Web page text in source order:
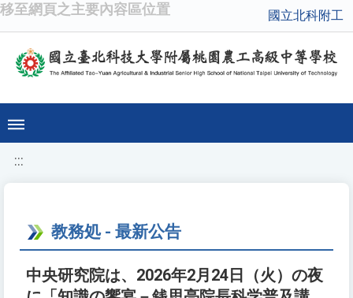
移至網頁之主要內容區位置 國立北科附工
:::
教務処 - 最新公告
中央研究院は、2026年2月24日（火）の夜